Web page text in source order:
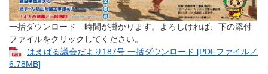
一括ダウンロード 時間が掛かります。よろしければ、下の添付
ファイルをクリックしてください。
はえばる議会だより187号 一括ダウンロード [PDFファイル／
6.78MB]